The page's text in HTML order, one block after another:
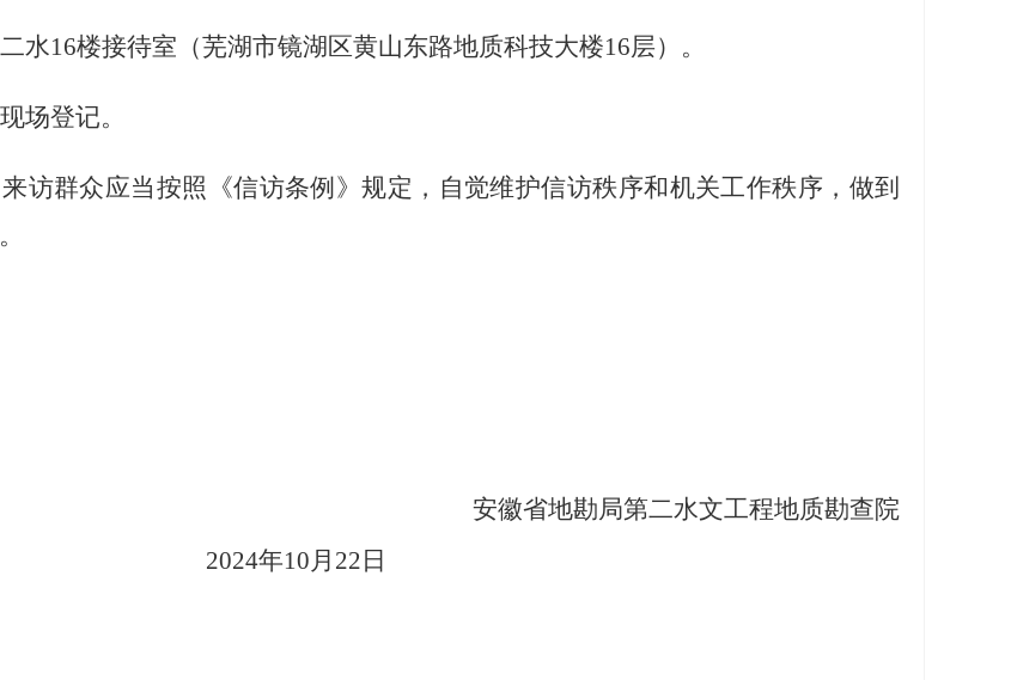
水16楼接待室（芜湖市镜湖区黄山东路地质科技大楼16层）。
场登记。
访群众应当按照《信访条例》规定，自觉维护信访秩序和机关工作秩序，做到
安徽省地勘局第二水文工程地质勘查院
2024年10月 22 日